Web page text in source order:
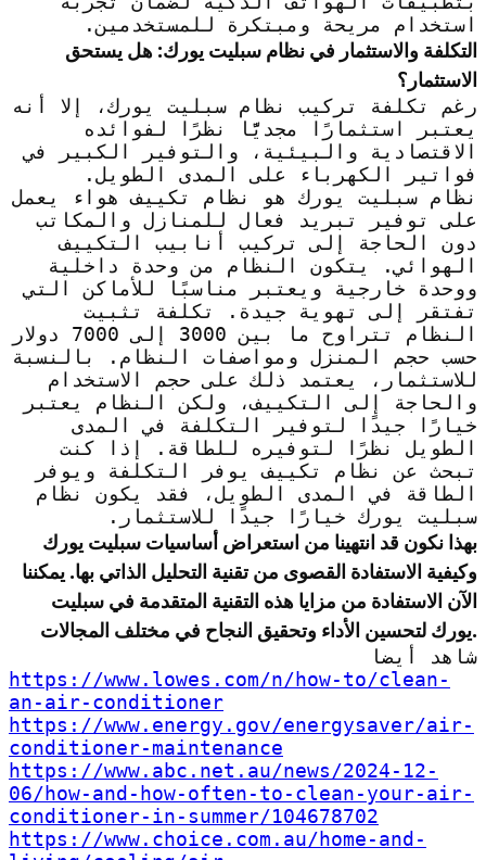
استخدام مريحة ومبتكرة للمستخدمين.
التكلفة والاستثمار في نظام سبليت يورك: هل يستحق
الاستثمار؟
رغم تكلفة تركيب نظام سبليت يورك، إلا أنه
يعتبر استثمارًا مجديًّا نظرًا لفوائده
الاقتصادية والبيئية، والتوفير الكبير في
فواتير الكهرباء على المدى الطويل.
نظام سبليت يورك هو نظام تكييف هواء يعمل
على توفير تبريد فعال للمنازل والمكاتب
دون الحاجة إلى تركيب أنابيب التكييف
الهوائي. يتكون النظام من وحدة داخلية
ووحدة خارجية ويعتبر مناسبًا للأماكن التي
تفتقر إلى تهوية جيدة. تكلفة تثبيت
النظام تتراوح ما بين 3000 إلى 7000 دولار
حسب حجم المنزل ومواصفات النظام. بالنسبة
للاستثمار، يعتمد ذلك على حجم الاستخدام
والحاجة إلى التكييف، ولكن النظام يعتبر
خيارًا جيدًا لتوفير التكلفة في المدى
الطويل نظرًا لتوفيره للطاقة. إذا كنت
تبحث عن نظام تكييف يوفر التكلفة ويوفر
الطاقة في المدى الطويل، فقد يكون نظام
سبليت يورك خيارًا جيدًا للاستثمار.
بهذا نكون قد انتهينا من استعراض أساسيات سبليت يورك
وكيفية الاستفادة القصوى من تقنية التحليل الذاتي بها. يمكننا
الآن الاستفادة من مزايا هذه التقنية المتقدمة في سبليت
يورك لتحسين الأداء وتحقيق النجاح في مختلف المجالات.
شاهد أيضا
https://www.lowes.com/n/how-to/clean-
an-air-conditioner
https://www.energy.gov/energysaver/air-
conditioner-maintenance
https://www.abc.net.au/news/2024-12-
06/how-and-how-often-to-clean-your-air-
conditioner-in-summer/104678702
https://www.choice.com.au/home-and-